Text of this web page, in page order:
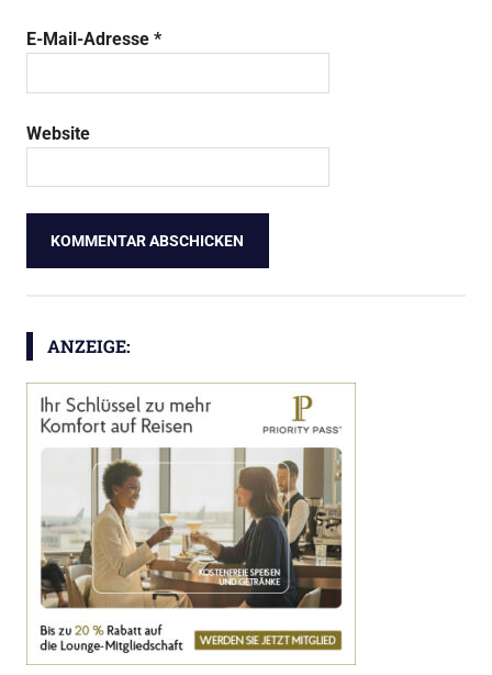
E-Mail-Adresse *
Website
ANZEIGE: